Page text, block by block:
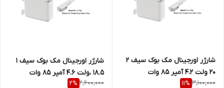
شارژر اورجینال مک بوک سیف 2
20 ولت 4.2 آمپر 85 وات
3,100,000
11%
شارژر اورجینال مک بوک سیف 1
18.5 ،ولت 4.6 آمپر 85 وات
2,600,000
2%